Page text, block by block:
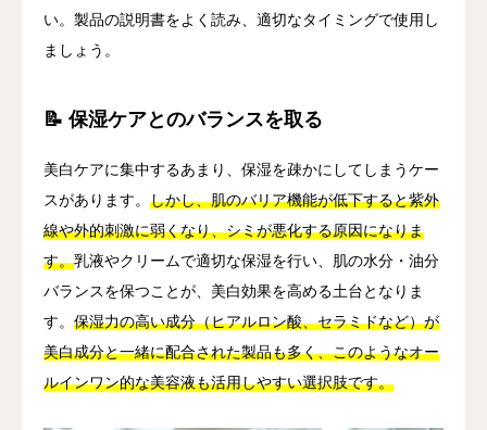
い。製品の説明書をよく読み、適切なタイミングで使用し
ましょう。
📝 保湿ケアとのバランスを取る
美白ケアに集中するあまり、保湿を疎かにしてしまうケー
スがあります。 しかし、肌のバリア機能が低下すると紫外
線や外的刺激に弱くなり、シミが悪化する原因になりま
す。乳液やクリームで適切な保湿を行い、肌の水分・油分
バランスを保つことが、美白効果を高める土台となりま
す。 保湿力の高い成分（ヒアルロン酸、セラミドなど）が
美白成分と一緒に配合された製品も多く、このようなオー
ルインワン的な美容液も活用しやすい選択肢です。